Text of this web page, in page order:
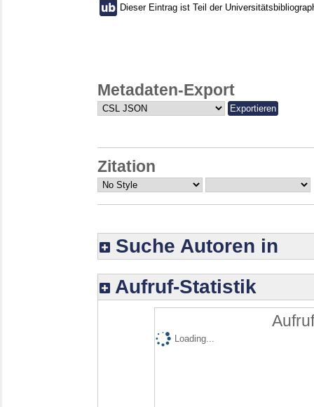
Dieser Eintrag ist Teil der
Metadaten-Export
Zitation
Suche Autoren in
Aufruf-Statistik
Loading...